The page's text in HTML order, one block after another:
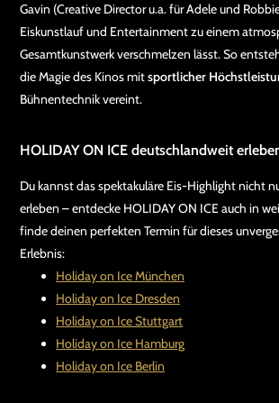
Gavin (Creative Director u.a. für Adele und
Eiskunstlauf und Entertainment zu einem
Gesamtkunstwerk verschmelzen lässt. So
die Magie des Kinos mitsportlicher
Bühnentechnik vereint.
HOLIDAY ON ICE deutschlandweit
Du kannst das spektakuläre Eis-Highlight nicht
erleben – entdecke HOLIDAY ON ICE auch in
finde deinen perfekten Termin für dieses
Erlebnis:
Holiday on Ice München
Holiday on Ice Dresden
Holiday on Ice Stuttgart
Holiday on Ice Hamburg
Holiday on Ice Berlin